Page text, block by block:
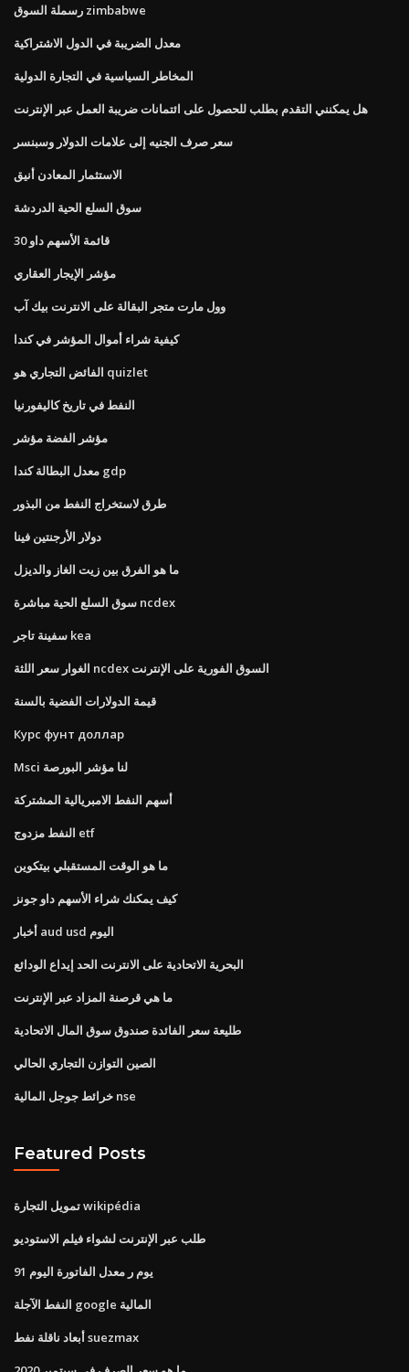
رسملة السوق zimbabwe
معدل الضريبة في الدول الاشتراكية
المخاطر السياسية في التجارة الدولية
هل يمكنني التقدم بطلب للحصول على ائتمانات ضريبة العمل عبر الإنترنت
سعر صرف الجنيه إلى علامات الدولار وسبنسر
الاستثمار المعادن أنيق
سوق السلع الحية الدردشة
قائمة الأسهم داو 30
مؤشر الإيجار العقاري
وول مارت متجر البقالة على الانترنت بيك آب
كيفية شراء أموال المؤشر في كندا
الفائض التجاري هو quizlet
النفط في تاريخ كاليفورنيا
مؤشر الفضة مؤشر
معدل البطالة كندا gdp
طرق لاستخراج النفط من البذور
دولار الأرجنتين فينا
ما هو الفرق بين زيت الغاز والديزل
سوق السلع الحية مباشرة ncdex
سفينة تاجر kea
الغوار سعر اللثة ncdex السوق الفورية على الإنترنت
قيمة الدولارات الفضية بالسنة
Курс фунт доллар
Msci لنا مؤشر البورصة
أسهم النفط الامبريالية المشتركة
النفط مزدوج etf
ما هو الوقت المستقبلي بيتكوين
كيف يمكنك شراء الأسهم داو جونز
أخبار aud usd اليوم
البحرية الاتحادية على الانترنت الحد إيداع الودائع
ما هي قرصنة المزاد عبر الإنترنت
طليعة سعر الفائدة صندوق سوق المال الاتحادية
الصين التوازن التجاري الحالي
خرائط جوجل المالية nse
Featured Posts
تمويل التجارة wikipédia
طلب عبر الإنترنت لشواء فيلم الاستوديو
91 يوم ر معدل الفاتورة اليوم
النفط الآجلة google المالية
أبعاد ناقلة نفط suezmax